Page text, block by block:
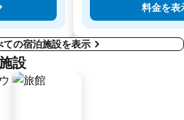
料金を表
ての宿泊施設を表示
設